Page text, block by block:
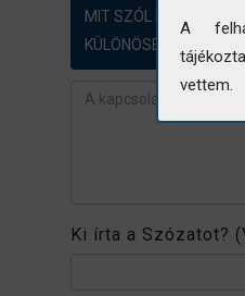
MIT SZÓL HOZZÁ?!
KÜLÖNÖSEN
Ki írta a Szózatot?
A
vettem.